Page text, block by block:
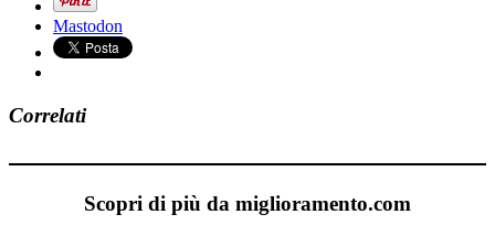
Mastodon
Correlati
Scopri di più da miglioramento.com